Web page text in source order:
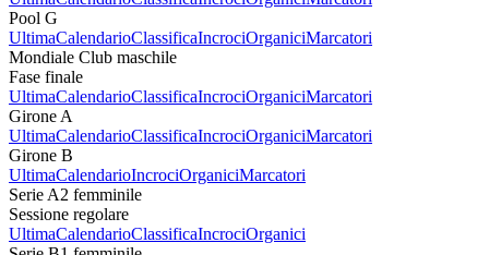
Pool G
UltimaCalendarioClassificaIncrociOrganiciMarcatori
Mondiale Club maschile
Fase finale
UltimaCalendarioClassificaIncrociOrganiciMarcatori
Girone A
UltimaCalendarioClassificaIncrociOrganiciMarcatori
Girone B
UltimaCalendarioIncrociOrganiciMarcatori
Serie A2 femminile
Sessione regolare
UltimaCalendarioClassificaIncrociOrganici